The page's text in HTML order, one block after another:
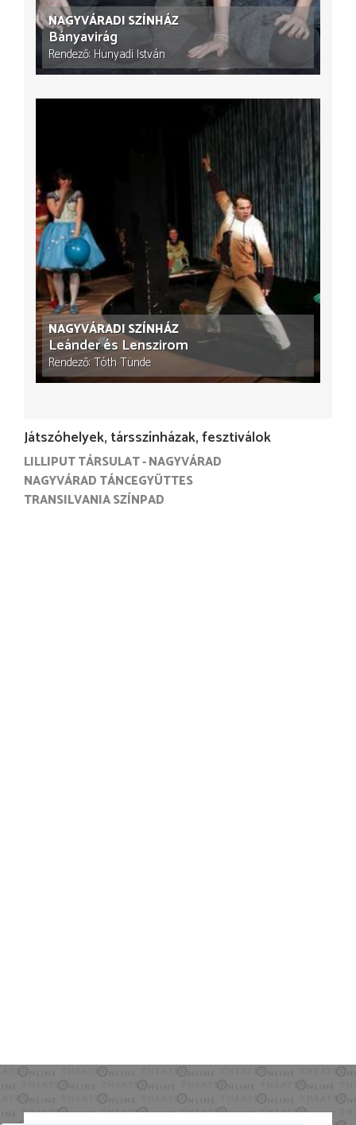
NAGYVÁRADI SZÍNHÁZ
Bányavirág
Rendező Hunyadi István
NAGYVÁRADI SZÍNHÁZ
Leánder és Lenszirom
Rendező Tóth Tünde
Játszóhelyek, társszínházak, fesztiválok
LILLIPUT TÁRSULAT - NAGYVÁRAD
NAGYVÁRAD TÁNCEGYÜTTES
TRANSILVANIA SZÍNPAD